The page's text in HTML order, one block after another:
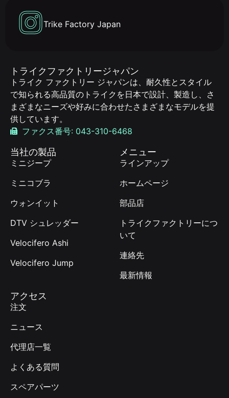
Trike Factory Japan
当社の製品
ミニジープ
ミニコブラ
ウォンイット
DTV シュレッダー
Velocifero Ashi
Velocifero Jump
メニュー
ラインアップ
ホームページ
部品店
トライクファクトリーにつ
いて
連絡先
最新情報
アクセス
注文
ニュース
代理店一覧
よくある質問
スペアパーツ
トライクファクトリージャパン
トライク ファクトリー ジャパンは、耐久性とスタイル
で知られる高品質のトライクを日本で設計、製造し、さ
まざまなニーズや好みに合わせたさまざまなモデルを提
供しています。
ファクス番号: 043-310-6468